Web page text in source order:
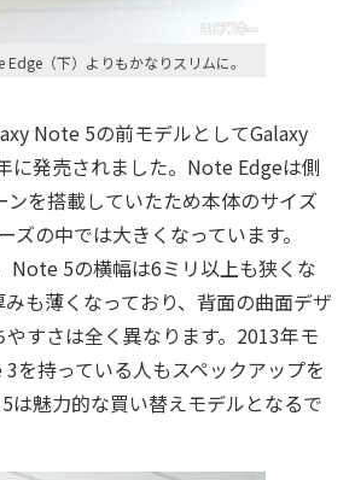
（下）よりもかなりスリムに。
Note 5の前モデルとしてGalaxy
に発売されました。Note Edgeは側
ンを搭載していたため本体のサイズ
の中では大きくなっています。
Note 5の横幅は6ミリ以上も狭くな
も薄くなっており、背面の曲面デザ
すさは全く異なります。2013年モ
を持っている人もスペックアップを
は魅力的な買い替えモデルとなるで